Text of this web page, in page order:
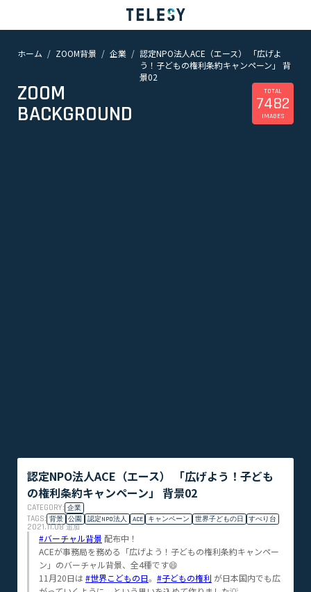
ホーム
ニュース
ホーム ZOOM背景 企業
認定NPO法人ACE（エース） 「広げよ
う！子どもの権利条約キャンペーン」 背
景02
ZOOM
BACKGROUND
TOTAL
7482
IMAGES
認定NPO法人ACE（エース） 「広げよう！子ども
の権利条約キャンペーン」 背景02
CATEGORY: 企業
TAGS: 背景 公園 認定NPO法人 ACE キャンペーン 世界子どもの日 すべり台
2021.11.08追加
#バーチャル背景 配布中！
ACEが事務局を務める「広げよう！子どもの権利条約キャンペー
ン」のバーチャル背景、全4種です😄
11月20日は #世界こどもの日。 #子どもの権利 が日本国内でも広